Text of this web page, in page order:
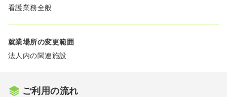
看護業務全般
就業場所の変更範囲
法人内の関連施設
ご利用の流れ